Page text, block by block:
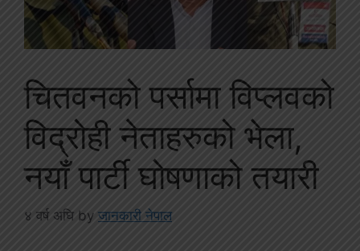
चितवनको पर्सामा विप्लवको
विद्रोही नेताहरुको भेला,
नयाँ पार्टी घोषणाको तयारी
४ वर्ष अघि by जानकारी नेपाल